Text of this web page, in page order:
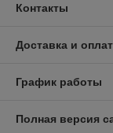
Контакты
Доставка и
График работы
Полная версия